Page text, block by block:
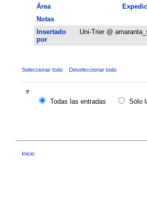
Área
Notas
Insertado
por
Uni-Trier @
Seleccionar todo Deseleccionar todo
Todas las entradas
Sólo
Inicio